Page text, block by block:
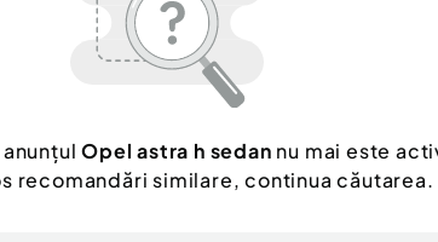
Opel astra h sedan nu mai este
recomandări similare, continua căutarea.